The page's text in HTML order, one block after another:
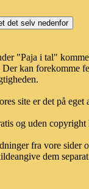
"Paja i tal"
kan forekomme
site er det på eget
og uden
fra vore sider
dem